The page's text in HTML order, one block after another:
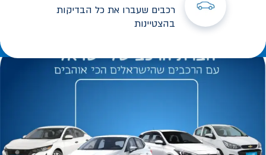
רכבים שעברו את כל הבדיקות
בהצטיינות